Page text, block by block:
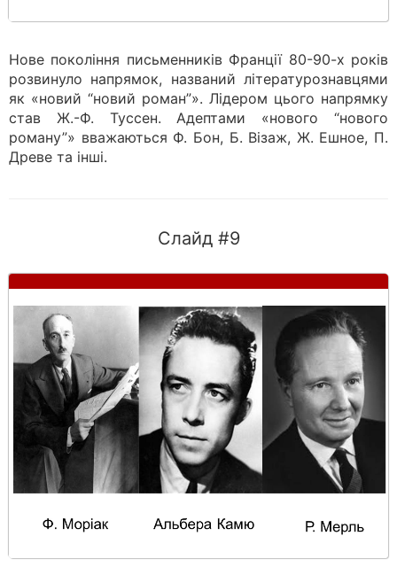
Нове покоління письменників Франції 80-90-х років
розвинуло напрямок, названий літературознавцями
як «новий “новий роман”». Лідером цього напрямку
став Ж.-Ф. Туссен. Адептами «нового “нового
роману”» вважаються Ф. Бон, Б. Візаж, Ж. Ешное, П.
Древе та інші.
Слайд #9